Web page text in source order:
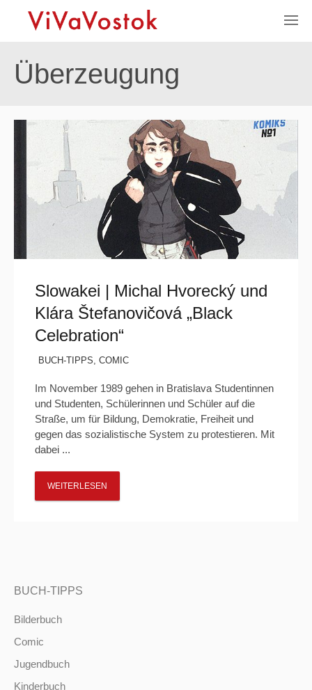
Überzeugung
Slowakei | Michal Hvorecký und
Klára Štefanovičová „Black
Celebration“
BUCH-TIPPS, COMIC
Im November 1989 gehen in Bratislava Studentinnen
und Studenten, Schülerinnen und Schüler auf die
Straße, um für Bildung, Demokratie, Freiheit und
gegen das sozialistische System zu protestieren. Mit
dabei ...
WEITERLESEN
BUCH-TIPPS
Bilderbuch
Comic
Jugendbuch
Kinderbuch